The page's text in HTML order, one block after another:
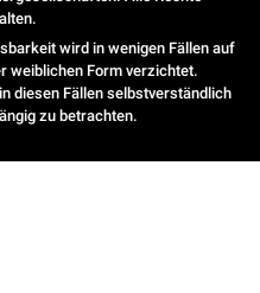
wird in wenigen Fällen auf
weiblichen Form verzichtet.
diesen Fällen selbstverständlich
zu betrachten.